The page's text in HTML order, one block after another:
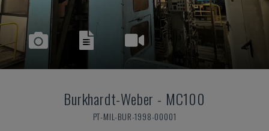
Burkhardt-Weber - MC100
PT-MIL-BUR-1998-00001